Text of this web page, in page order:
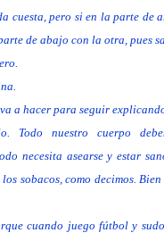
cuesta, pero si en la parte de
de abajo con la otra, pues
a hacer para seguir
Todo nuestro cuerpo
necesita asearse y estar
sobacos, como decimos.
cuando juego fútbol y